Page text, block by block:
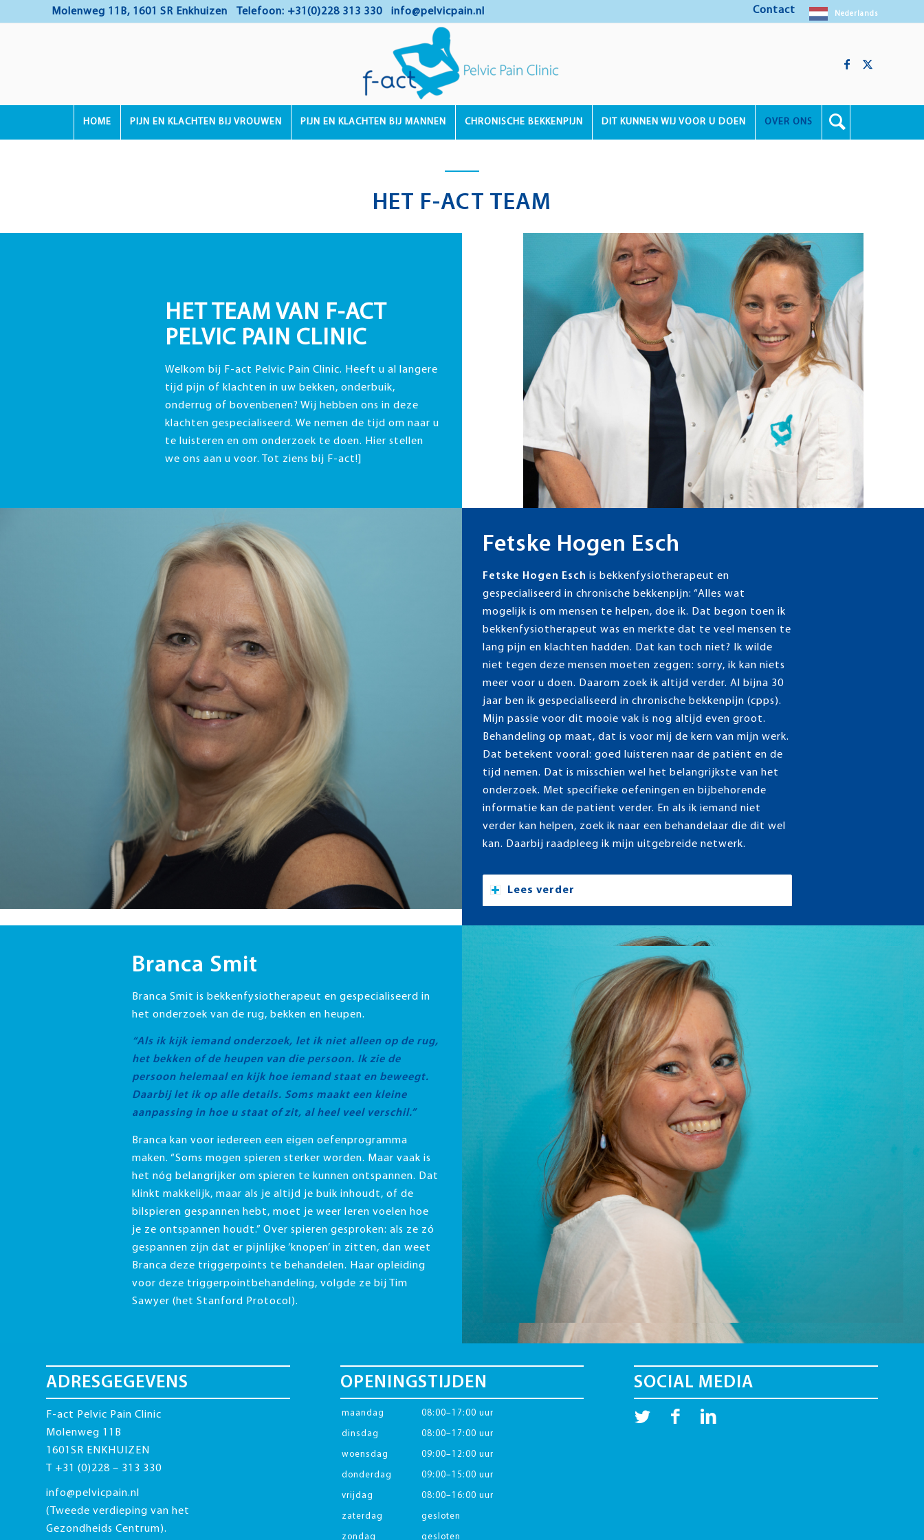
Contact Nederlands
Molenweg 11B, 1601 SR Enkhuizen Telefoon: +31(0)228 313 330 info@pelvicpain.nl
HOME PIJN EN KLACHTEN BIJ VROUWEN PIJN EN KLACHTEN BIJ MANNEN CHRONISCHE BEKKENPIJN DIT KUNNEN WIJ VOOR U DOEN OVER ONS
HET F-ACT TEAM
HET TEAM VAN F-ACT
PELVIC PAIN CLINIC
Welkom bij F-act Pelvic Pain Clinic. Heeft u al langere
tijd pijn of klachten in uw bekken, onderbuik,
onderrug of bovenbenen? Wij hebben ons in deze
klachten gespecialiseerd. We nemen de tijd om naar u
te luisteren en om onderzoek te doen. Hier stellen
we ons aan u voor. Tot ziens bij F-act!]
Fetske Hogen Esch
Fetske Hogen Esch is bekkenfysiotherapeut en
gespecialiseerd in chronische bekkenpijn: “Alles wat
mogelijk is om mensen te helpen, doe ik. Dat begon toen ik
bekkenfysiotherapeut was en merkte dat te veel mensen te
lang pijn en klachten hadden. Dat kan toch niet? Ik wilde
niet tegen deze mensen moeten zeggen: sorry, ik kan niets
meer voor u doen. Daarom zoek ik altijd verder. Al bijna 30
jaar ben ik gespecialiseerd in chronische bekkenpijn (cpps).
Mijn passie voor dit mooie vak is nog altijd even groot.
Behandeling op maat, dat is voor mij de kern van mijn werk.
Dat betekent vooral: goed luisteren naar de patiënt en de
tijd nemen. Dat is misschien wel het belangrijkste van het
onderzoek. Met specifieke oefeningen en bijbehorende
informatie kan de patiënt verder. En als ik iemand niet
verder kan helpen, zoek ik naar een behandelaar die dit wel
kan. Daarbij raadpleeg ik mijn uitgebreide netwerk.
Lees verder
Branca Smit
Branca Smit is bekkenfysiotherapeut en gespecialiseerd in
het onderzoek van de rug, bekken en heupen.
“Als ik kijk iemand onderzoek, let ik niet alleen op de rug,
het bekken of de heupen van die persoon. Ik zie de
persoon helemaal en kijk hoe iemand staat en beweegt.
Daarbij let ik op alle details. Soms maakt een kleine
aanpassing in hoe u staat of zit, al heel veel verschil.”
Branca kan voor iedereen een eigen oefenprogramma
maken. “Soms mogen spieren sterker worden. Maar vaak is
het nóg belangrijker om spieren te kunnen ontspannen. Dat
klinkt makkelijk, maar als je altijd je buik inhoudt, of de
bilspieren gespannen hebt, moet je weer leren voelen hoe
je ze ontspannen houdt.” Over spieren gesproken: als ze zó
gespannen zijn dat er pijnlijke ‘knopen’ in zitten, dan weet
Branca deze triggerpoints te behandelen. Haar opleiding
voor deze triggerpointbehandeling, volgde ze bij Tim
Sawyer (het Stanford Protocol).
ADRESGEGEVENS
F-act Pelvic Pain Clinic
Molenweg 11B
1601SR ENKHUIZEN
T +31 (0)228 – 313 330
info@pelvicpain.nl
(Tweede verdieping van het
Gezondheids Centrum).
OPENINGSTIJDEN
maandag 08:00–17:00 uur
dinsdag 08:00–17:00 uur
woensdag 09:00–12:00 uur
donderdag 09:00–15:00 uur
vrijdag 08:00–16:00 uur
zaterdag gesloten
zondag gesloten
SOCIAL MEDIA